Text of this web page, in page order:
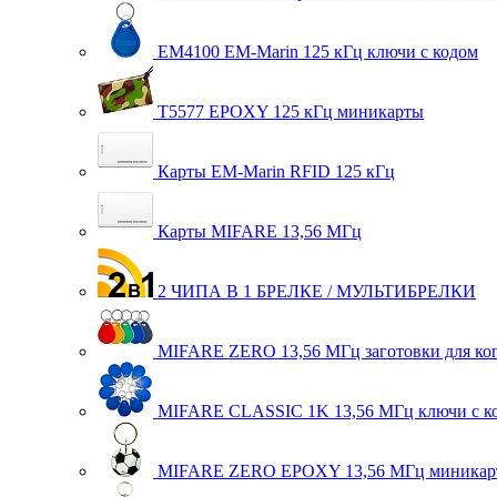
EM4100 EM-Marin 125 кГц ключи с кодом
T5577 EPOXY 125 кГц миникарты
Карты EM-Marin RFID 125 кГц
Карты MIFARE 13,56 МГц
2 ЧИПА В 1 БРЕЛКЕ / МУЛЬТИБРЕЛКИ
MIFARE ZERO 13,56 МГц заготовки для
MIFARE CLASSIC 1K 13,56 МГц ключи с
MIFARE ZERO EPOXY 13,56 МГц